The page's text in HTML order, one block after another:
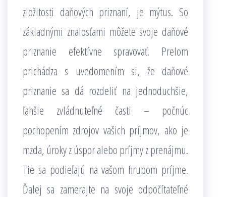
zložitosti daňových priznaní, je mýtus. So
základnými znalosťami môžete svoje daňové
priznanie efektívne spravovať. Prelom
prichádza s uvedomením si, že daňové
priznanie sa dá rozdeliť na jednoduchšie,
ľahšie zvládnuteľné časti – počnúc
pochopením zdrojov vašich príjmov, ako je
mzda, úroky z úspor alebo príjmy z prenájmu.
Tie sa podieľajú na vašom hrubom príjme.
Ďalej sa zamerajte na svoje odpočítateľné